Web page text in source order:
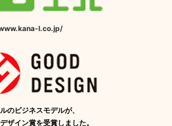
l.co.jp/
のビジネスモデルが、
ザイン賞を受賞しました。